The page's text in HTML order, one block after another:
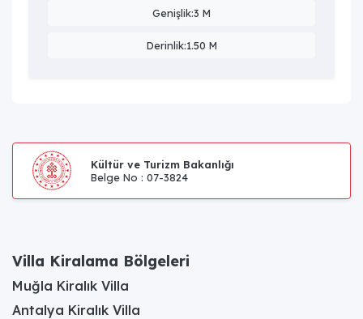
Genişlik:3 M
Derinlik:1.50 M
Kültür ve Turizm Bakanlığı
Belge No : 07-3824
Villa Kiralama Bölgeleri
Muğla Kiralık Villa
Antalya Kiralık Villa